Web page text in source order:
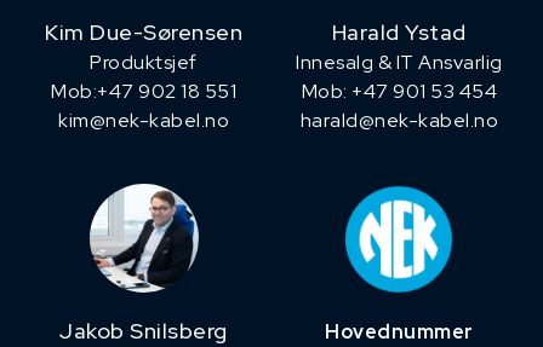
Kim Due-Sørensen
Produktsjef
​Mob:+47 902 18 551
kim@nek-kabel.no
Harald Ystad
Innesalg & IT Ansvarlig
Mob: +47 901 53 454
harald@nek-kabel.no
Jakob Snilsberg
Hovednummer